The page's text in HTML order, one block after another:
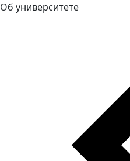
Об университете